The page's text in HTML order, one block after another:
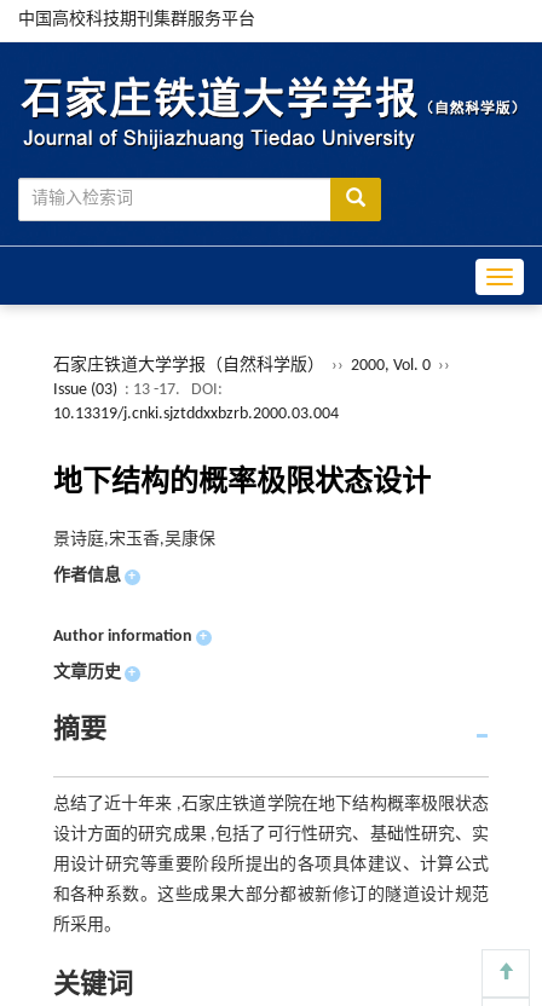
中国高校科技期刊集群服务平台
石家庄铁道大学学报（自然科学版） ›› 2000, Vol. 0 ››
Issue (03) : 13 -17.
DOI:
10.13319/j.cnki.sjztddxxbzrb.2000.03.004
地下结构的概率极限状态设计
景诗庭,宋玉香,吴康保
作者信息 +
Author information +
文章历史 +
摘要
总结了近十年来 ,石家庄铁道学院在地下结构概率极限状态
设计方面的研究成果 ,包括了可行性研究、基础性研究、实
用设计研究等重要阶段所提出的各项具体建议、计算公式
和各种系数。这些成果大部分都被新修订的隧道设计规范
所采用。
关键词